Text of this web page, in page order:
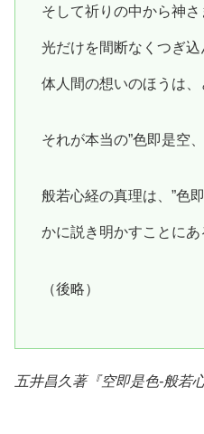
そして祈りの中から神
光だけを間断なくつぎ
体人間の想いのほうは、
それが本当の”色即是空
般若心経の真理は、”色
かに説き明かすことにあ
（後略）
五井昌久著『空即是色-般若